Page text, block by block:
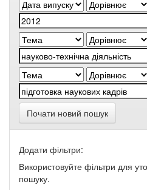
Почати новий пошук
Додати фільтри:
Використовуйте фільтри для
пошуку.